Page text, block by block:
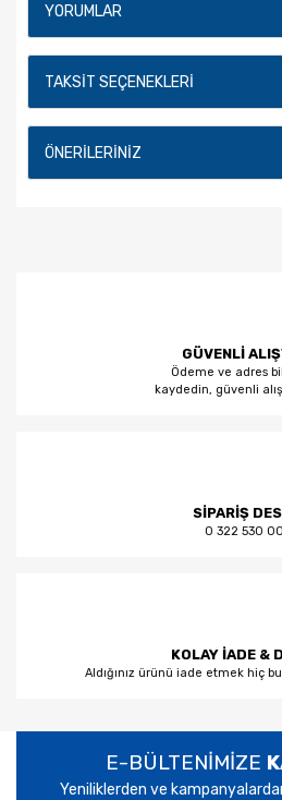
YORUMLAR
TAKSIT SEÇENEKLERI
ÖNERILERINIZ
GÜVENLİ
Ödeme ve adres
kaydedin, güvenli
SİPARİŞ
0 322 530
KOLAY İADE &
Aldığınız ürünü iade etmek hiç
E-BÜLTENİMİZE
Yeniliklerden ve